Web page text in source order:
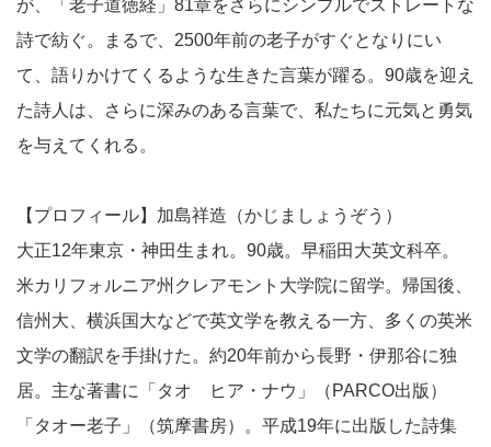
が、「老子道徳経」81章をさらにシンプルでストレートな
詩で紡ぐ。まるで、2500年前の老子がすぐとなりにい
て、語りかけてくるような生きた言葉が躍る。90歳を迎え
た詩人は、さらに深みのある言葉で、私たちに元気と勇気
を与えてくれる。
【プロフィール】加島祥造（かじましょうぞう）
大正12年東京・神田生まれ。90歳。早稲田大英文科卒。
米カリフォルニア州クレアモント大学院に留学。帰国後、
信州大、横浜国大などで英文学を教える一方、多くの英米
文学の翻訳を手掛けた。約20年前から長野・伊那谷に独
居。主な著書に「タオ ヒア・ナウ」（PARCO出版）
「タオー老子」（筑摩書房）。平成19年に出版した詩集